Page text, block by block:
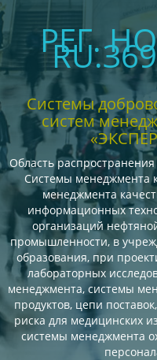
РЕГ.
Системы
систем
Область
Системы менеджмента
менеджмента
информационных
организаций
промышленности, в
образования, при
лабораторных
менеджмента, системы
продуктов, цепи
риска для медицинских
системы менеджмента